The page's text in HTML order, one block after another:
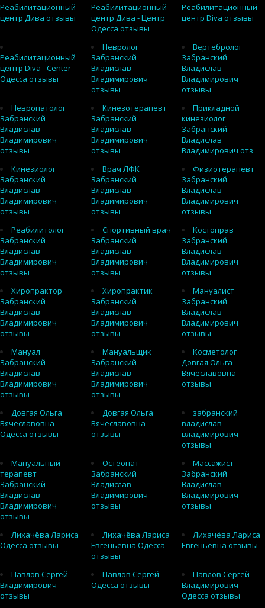
Реабилитационный
центр Дива отзывы
Реабилитационный
центр Дива - Центр
Одесса отзывы
Реабилитационный
центр Diva отзывы
Реабилитационный
центр Diva - Center
Одесса отзывы
Невролог
Забранский
Владислав
Владимирович
отзывы
Вертебролог
Забранский
Владислав
Владимирович
отзывы
Невропатолог
Забранский
Владислав
Владимирович
отзывы
Кинезотерапевт
Забранский
Владислав
Владимирович
отзывы
Прикладной
кинезиолог
Забранский
Владислав
Владимирович отз
Кинезиолог
Забранский
Владислав
Владимирович
отзывы
Врач ЛФК
Забранский
Владислав
Владимирович
отзывы
Физиотерапевт
Забранский
Владислав
Владимирович
отзывы
Реабилитолог
Забранский
Владислав
Владимирович
отзывы
Спортивный врач
Забранский
Владислав
Владимирович
отзывы
Костоправ
Забранский
Владислав
Владимирович
отзывы
Хиропрактор
Забранский
Владислав
Владимирович
отзывы
Хиропрактик
Забранский
Владислав
Владимирович
отзывы
Мануалист
Забранский
Владислав
Владимирович
отзывы
Мануал
Забранский
Владислав
Владимирович
отзывы
Мануальщик
Забранский
Владислав
Владимирович
отзывы
Косметолог
Довгая Ольга
Вячеславовна
отзывы
Довгая Ольга
Вячеславовна
Одесса отзывы
Довгая Ольга
Вячеславовна
отзывы
забранский
владислав
владимирович
отзывы
Мануальный
терапевт
Забранский
Владислав
Владимирович
отзывы
Остеопат
Забранский
Владислав
Владимирович
отзывы
Массажист
Забранский
Владислав
Владимирович
отзывы
Лихачёва Лариса
Одесса отзывы
Лихачёва Лариса
Евгеньевна Одесса
отзывы
Лихачёва Лариса
Евгеньевна отзывы
Павлов Сергей
Владимирович
отзывы
Павлов Сергей
Одесса отзывы
Павлов Сергей
Владимирович
Одесса отзывы